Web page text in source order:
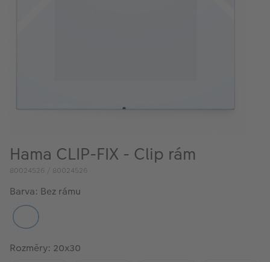
Hama CLIP-FIX - Clip rám
80024526 / 80024526
Barva: Bez rámu
Rozměry: 20x30